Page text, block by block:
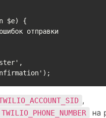
,
TWILIO_PHONE_NUMBER
на